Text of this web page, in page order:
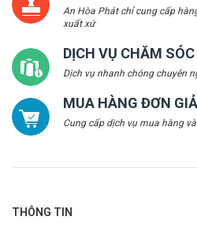
An Hòa Phát chỉ cung cấp
xuất xứ
DỊCH VỤ CHĂM
Dịch vụ nhanh chóng chuyên
MUA HÀNG ĐƠN
Cung cấp dịch vụ mua hàng
THÔNG TIN